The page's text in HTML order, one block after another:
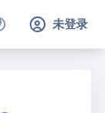
未登录